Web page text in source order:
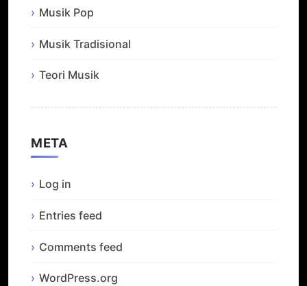
Musik Pop
Musik Tradisional
Teori Musik
META
Log in
Entries feed
Comments feed
WordPress.org